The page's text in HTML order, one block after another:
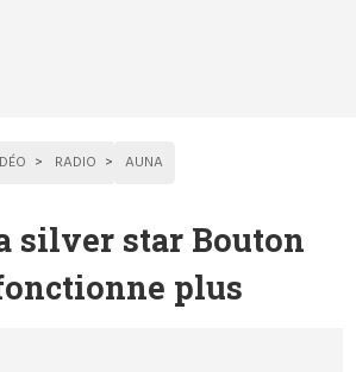
RADIO AUNA
silver star Bouton
plus